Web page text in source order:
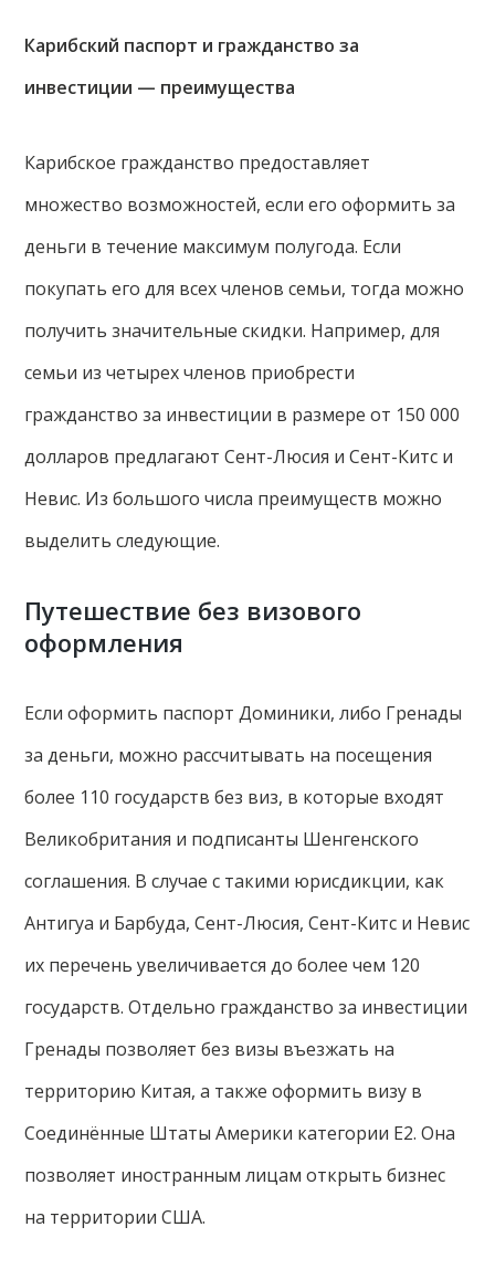
Карибский паспорт и гражданство за
инвестиции — преимущества
Карибское гражданство предоставляет
множество возможностей, если его оформить за
деньги в течение максимум полугода. Если
покупать его для всех членов семьи, тогда можно
получить значительные скидки. Например, для
семьи из четырех членов приобрести
гражданство за инвестиции в размере от 150 000
долларов предлагают Сент-Люсия и Сент-Китс и
Невис. Из большого числа преимуществ можно
выделить следующие.
Путешествие без визового
оформления
Если оформить паспорт Доминики, либо Гренады
за деньги, можно рассчитывать на посещения
более 110 государств без виз, в которые входят
Великобритания и подписанты Шенгенского
соглашения. В случае с такими юрисдикции, как
Антигуа и Барбуда, Сент-Люсия, Сент-Китс и Невис
их перечень увеличивается до более чем 120
государств. Отдельно гражданство за инвестиции
Гренады позволяет без визы въезжать на
территорию Китая, а также оформить визу в
Соединённые Штаты Америки категории Е2. Она
позволяет иностранным лицам открыть бизнес
на территории США.